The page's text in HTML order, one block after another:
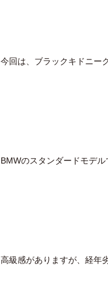
今回は、ブラックキドニー
BMWのスタンダードモデ
高級感がありますが、経年